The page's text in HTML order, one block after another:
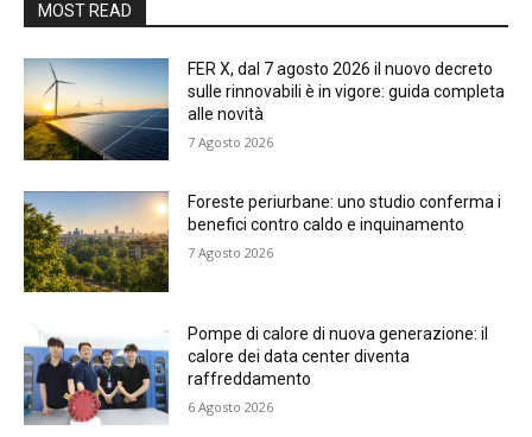
MOST READ
FER X, dal 7 agosto 2026 il nuovo decreto
sulle rinnovabili è in vigore: guida completa
alle novità
7 Agosto 2026
Foreste periurbane: uno studio conferma i
benefici contro caldo e inquinamento
7 Agosto 2026
Pompe di calore di nuova generazione: il
calore dei data center diventa
raffreddamento
6 Agosto 2026